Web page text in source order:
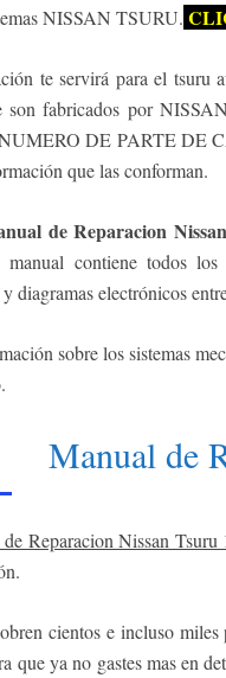
NISSAN TSURU.
te servirá para el tsuru
son fabricados por
DE PARTE DE
que las conforman.
de Reparacion
manual contiene todos los
diagramas electrónicos
sobre los sistemas
Manual de
Reparacion Nissan Tsuru
cientos e incluso
que ya no gastes mas en